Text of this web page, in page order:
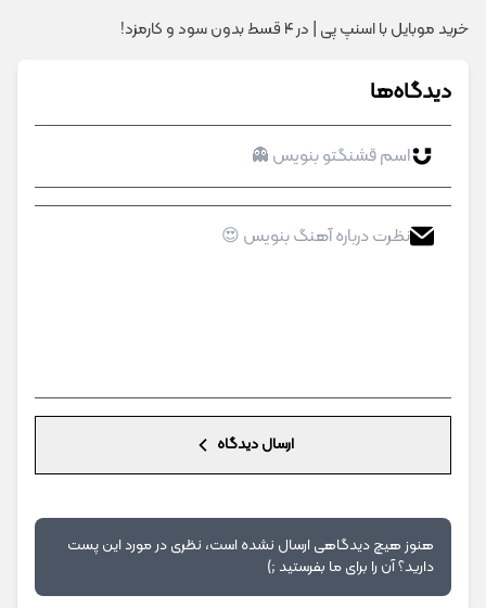
خرید موبایل با اسنپ پی | در ۴ قسط بدون سود و کارمزد!
دیدگاه‌ها
ارسال دیدگاه
هنوز هیچ دیدگاهی ارسال نشده است، نظری در مورد این پست
دارید؟ آن را برای ما بفرستید ;)